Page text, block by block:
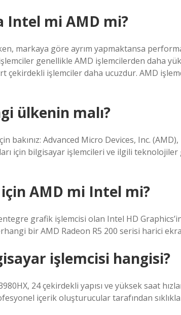
Intel mi AMD mi?
markaya göre ayrım yapmaktansa
genellikle AMD işlemcilerden daha
çekirdekli işlemciler daha ucuzdur. AMD
ülkenin malı?
bakınız: Advanced Micro Devices, Inc.
için bilgisayar işlemcileri ve ilgili
AMD mi Intel mi?
grafik işlemcisi olan Intel HD
bir AMD Radeon R5 200 serisi harici
işlemcisi hangisi?
24 çekirdekli yapısı ve yüksek saat
içerik oluşturucular tarafından